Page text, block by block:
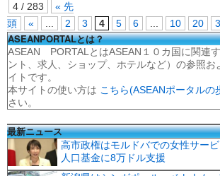
4 / 283
« 先
頭
« 2 3 4 5 6 10 20
ASEANPORTALとは？
ASEAN PORTALとはASEAN１０カ国に関連
ント、求人、ショップ、ホテルなど）の参照お
イトです。
本サイトの使い方は こちら(ASEANポータルの
さい。
最新ニュース
高市政権はモルドバでの女性サー
人口基金に8万ドル支援